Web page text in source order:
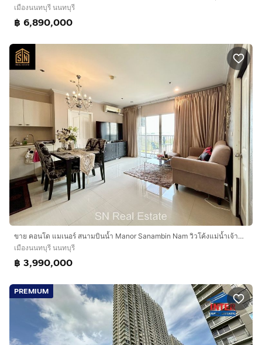
เมืองนนทบุรี นนทบุรี
฿ 6,890,000
ขาย คอนโด แมเนอร์ สนามบินน้ำ Manor Sanambin Nam วิวโค้งแม่น้ำเจ้าพระยา เฟอร์นิเจอร์ครบ พร้อมอยู่
เมืองนนทบุรี นนทบุรี
฿ 3,990,000
PREMIUM